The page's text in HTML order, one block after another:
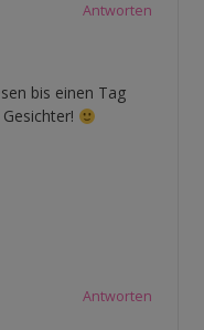
Antworten
bis einen Tag
Antworten